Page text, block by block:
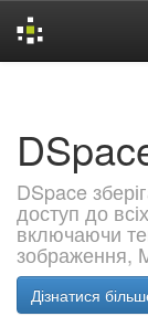
DSpace
доступ до
включаючи
зображення,
Дізнатися